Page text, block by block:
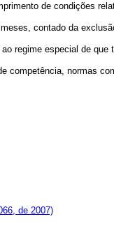
de condições
contado da
regime especial de que
competência, normas
de 2007)